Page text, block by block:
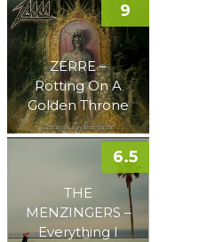
ZERRE –
Rotting On A
Golden Throne
9
THE
MENZINGERS –
Everything I
6.5